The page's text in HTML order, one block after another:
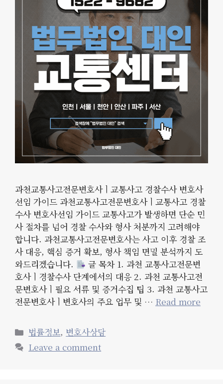
과천교통사고전문변호사ㅣ교통사고 경찰수사 변호사
선임 가이드 과천교통사고전문변호사ㅣ교통사고 경찰
수사 변호사선임 가이드 교통사고가 발생하면 단순 민
사 절차를 넘어 경찰 수사와 형사 처분까지 고려해야
합니다. 과천교통사고전문변호사는 사고 이후 경찰 조
사 대응, 핵심 증거 확보, 형사 책임 면밀 분석까지 도
와드리겠습니다.
글 목차 1. 과천 교통사고전문변
호사ㅣ경찰수사 단계에서의 대응 2. 과천 교통사고전
문변호사ㅣ필요 서류 및 증거수집 팁 3. 과천 교통사고
전문변호사ㅣ변호사의 주요 업무 및 … Read more
Categories
법률정보, 변호사상담
Leave a comment